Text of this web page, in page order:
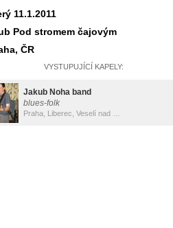
11.1.2011
Pod stromem čajovým
ČR
VYSTUPUJÍCÍ KAPELY:
Jakub Noha band
blues-folk